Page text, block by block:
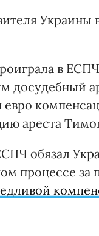
Украины
в
досудебный
евро
ареста
обязал
процессе